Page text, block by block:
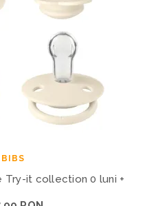
BIBS
Try-it collection 0 luni +